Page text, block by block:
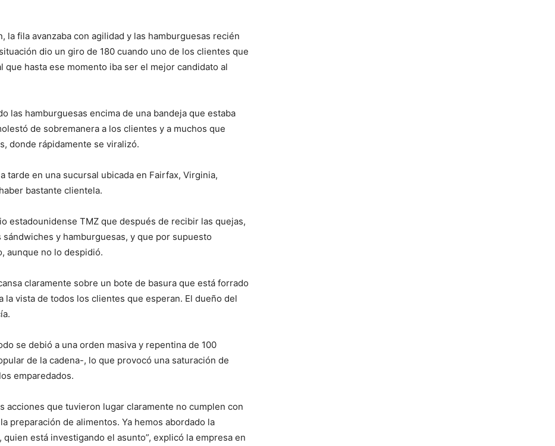
la fila avanzaba con agilidad y las hamburguesas recién
dio un giro de 180 cuando uno de los clientes que
hasta ese momento iba ser el mejor candidato al
las hamburguesas encima de una bandeja que estaba
de sobremanera a los clientes y a muchos que
donde rápidamente se viralizó.
tarde en una sucursal ubicada en Fairfax, Virginia,
bastante clientela.
estadounidense TMZ que después de recibir las quejas,
y hamburguesas, y que por supuesto
aunque no lo despidió.
claramente sobre un bote de basura que está forrado
la vista de todos los clientes que esperan. El dueño del
se debió a una orden masiva y repentina de 100
de la cadena-, lo que provocó una saturación de
emparedados.
acciones que tuvieron lugar claramente no cumplen con
preparación de alimentos. Ya hemos abordado la
está investigando el asunto”, explicó la empresa en